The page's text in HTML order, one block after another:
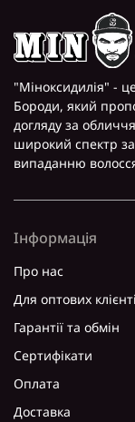
"Міноксидилія" -
Бороди, який
догляду за
широкий спектр
випаданню
Інформація
Про нас
Для оптових
Гарантії та обмін
Сертифікати
Оплата
Доставка